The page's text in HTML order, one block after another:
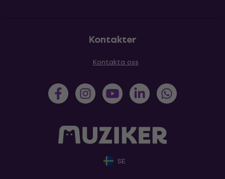
Kontakter
Kontakta oss
SE